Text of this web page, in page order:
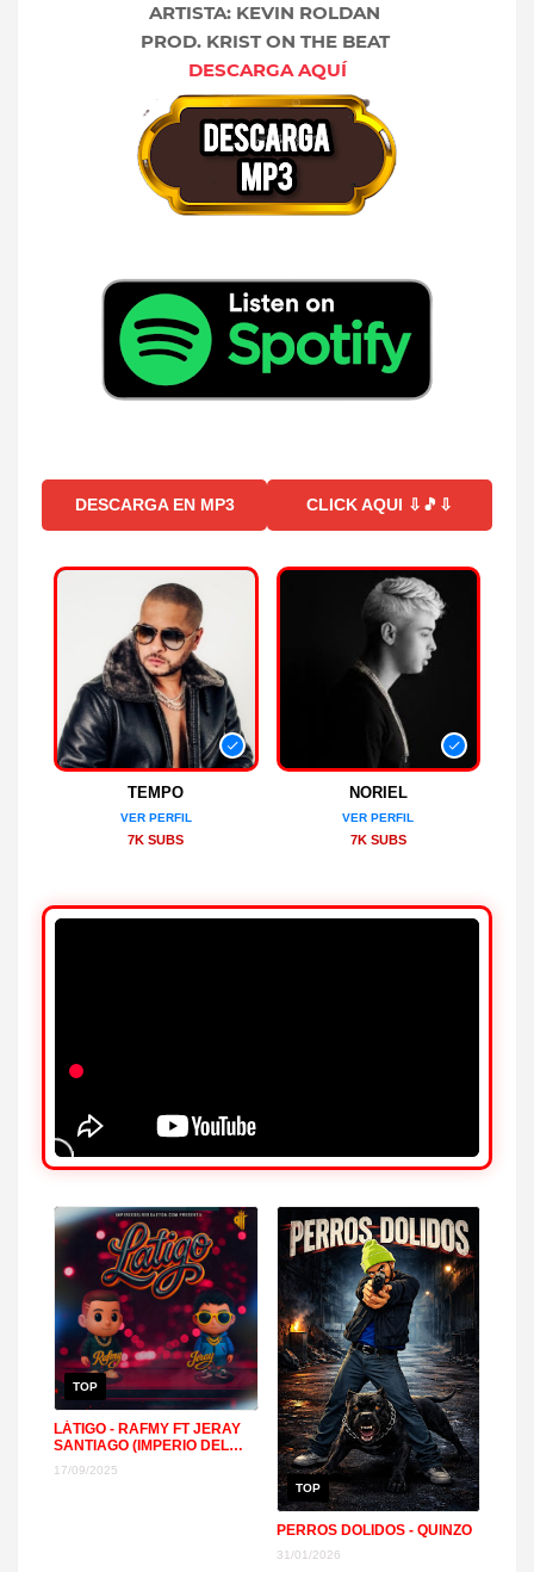
ARTISTA: KEVIN ROLDAN
PROD. KRIST ON THE BEAT
DESCARGA AQUÍ
DESCARGA EN MP3 CLICK AQUI ⇩🎵⇩
TEMPO
VER PERFIL
7K SUBS
NORIEL
VER PERFIL
7K SUBS
TOP
LÁTIGO - RAFMY FT JERAY
SANTIAGO (IMPERIO DEL
17/09/2025
TOP
PERROS DOLIDOS - QUINZO
31/01/2026